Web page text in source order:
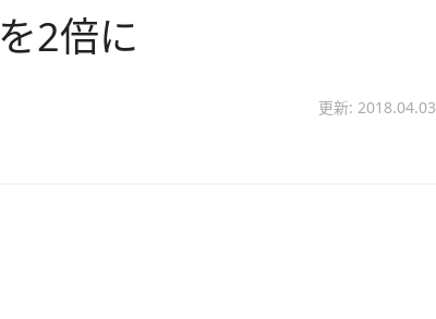
2倍に
更新: 2018.04.03